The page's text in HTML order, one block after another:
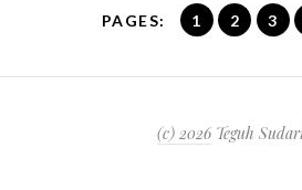
PAGES: 1 2 3
(c) 2026 Teguh